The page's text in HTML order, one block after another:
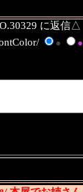
に返信△
● ●